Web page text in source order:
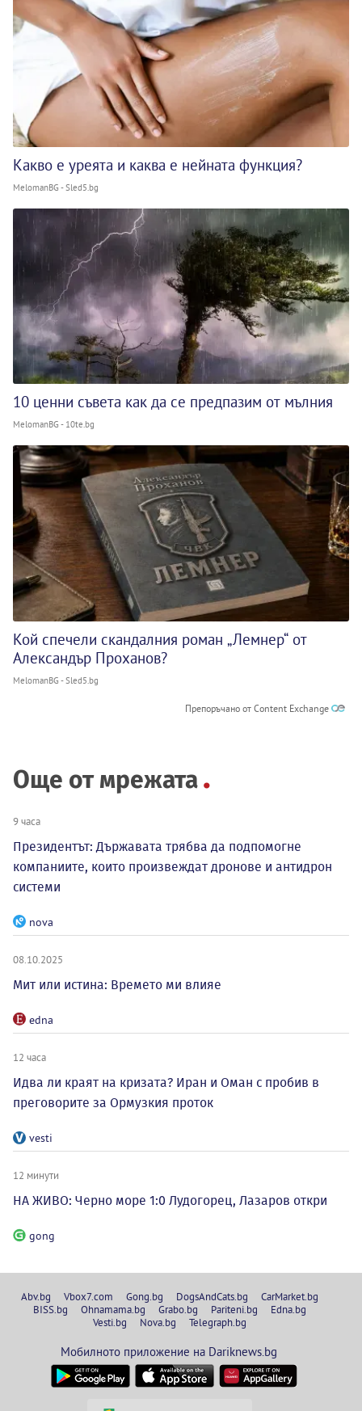
Какво е уреята и каква е нейната функция?
MelomanBG - Sled5.bg
10 ценни съвета как да се предпазим от мълния
MelomanBG - 10te.bg
Кой спечели скандалния роман „Лемнер“ от
Александър Проханов?
MelomanBG - Sled5.bg
Препоръчано от Content Exchange
Още от мрежата
9 часа
Президентът: Държавата трябва да подпомогне
компаниите, които произвеждат дронове и антидрон
системи
nova
08.10.2025
Мит или истина: Времето ми влияе
edna
12 часа
Идва ли краят на кризата? Иран и Оман с пробив в
преговорите за Ормузкия проток
vesti
12 минути
НА ЖИВО: Черно море 1:0 Лудогорец, Лазаров откри
gong
Abv.bg Vbox7.com Gong.bg DogsAndCats.bg
CarMarket.bg
BISS.bg
Ohnamama.bg Grabo.bg Pariteni.bg
Edna.bg
Vesti.bg
Nova.bg Telegraph.bg
Мобилното приложение на Dariknews.bg